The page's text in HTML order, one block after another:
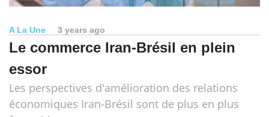
A La Une 3 years ago
Le commerce Iran-Brésil en plein
essor
Les perspectives d'amélioration des relations
économiques Iran-Brésil sont de plus en plus